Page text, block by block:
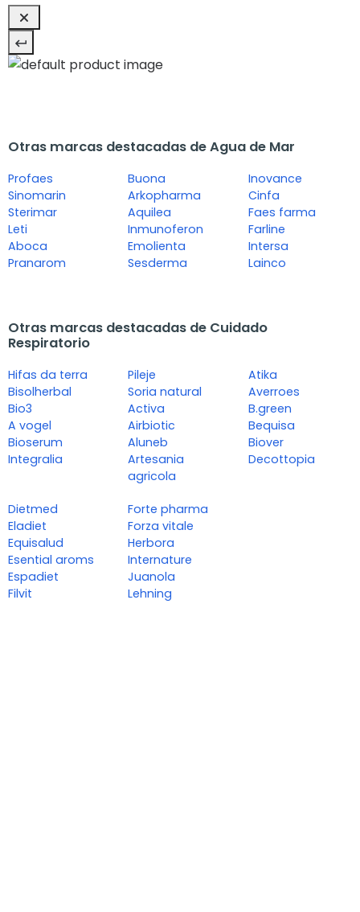
Otras marcas destacadas de Agua de Mar
Profaes
Sinomarin
Sterimar
Leti
Aboca
Pranarom
Buona
Arkopharma
Aquilea
Inmunoferon
Emolienta
Sesderma
Inovance
Cinfa
Faes farma
Farline
Intersa
Lainco
Otras marcas destacadas de Cuidado
Respiratorio
Hifas da terra
Bisolherbal
Bio3
A vogel
Bioserum
Integralia
Pileje
Soria natural
Activa
Airbiotic
Aluneb
Artesania
agricola
Atika
Averroes
B.green
Bequisa
Biover
Decottopia
Dietmed
Eladiet
Equisalud
Esential aroms
Espadiet
Filvit
Forte pharma
Forza vitale
Herbora
Internature
Juanola
Lehning